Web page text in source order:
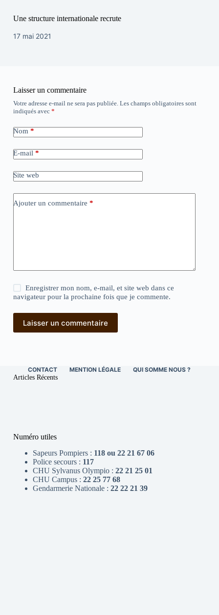
Une structure internationale recrute
17 mai 2021
Laisser un commentaire
Votre adresse e-mail ne sera pas publiée. Les champs obligatoires sont
indiqués avec *
Nom *
E-mail *
Site web
Ajouter un commentaire *
Enregistrer mon nom, e-mail, et site web dans ce
navigateur pour la prochaine fois que je commente.
Laisser un commentaire
CONTACT MENTION LÉGALE QUI SOMME NOUS ?
Articles Récents
Numéro utiles
Sapeurs Pompiers : 118 ou 22 21 67 06
Police secours : 117
CHU Sylvanus Olympio : 22 21 25 01
CHU Campus : 22 25 77 68
Gendarmerie Nationale : 22 22 21 39